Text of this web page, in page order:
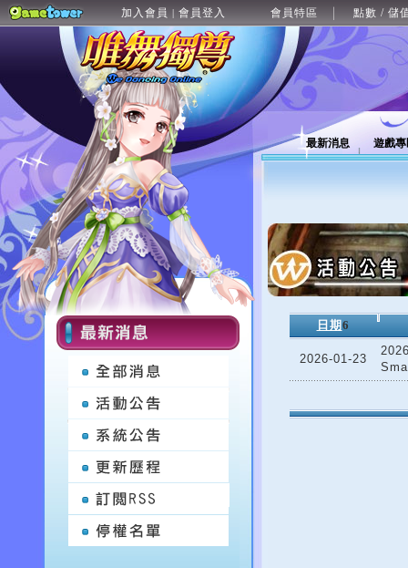
加入會員 | 會員登入 會員特區 點數 / 儲
最新消息 遊戲
日期 6
2026-01-23